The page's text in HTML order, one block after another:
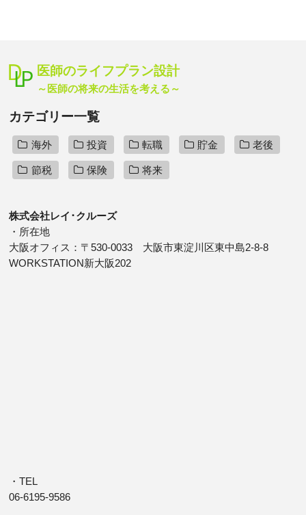
医師のライフプラン設計
～医師の将来の生活を考える～
カテゴリー一覧
海外 投資 転職 貯金 老後
節税 保険 将来
株式会社レイ･クルーズ
・所在地
大阪オフィス：〒530-0033 大阪市東淀川区東中島2-8-8
WORKSTATION新大阪202
・TEL
06-6195-9586